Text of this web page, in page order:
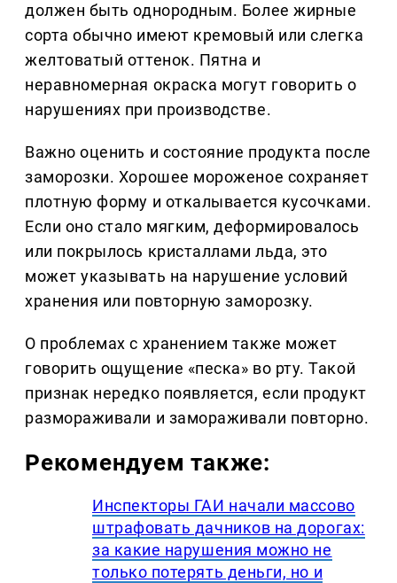
должен быть однородным. Более жирные
сорта обычно имеют кремовый или слегка
желтоватый оттенок. Пятна и
неравномерная окраска могут говорить о
нарушениях при производстве.
Важно оценить и состояние продукта после
заморозки. Хорошее мороженое сохраняет
плотную форму и откалывается кусочками.
Если оно стало мягким, деформировалось
или покрылось кристаллами льда, это
может указывать на нарушение условий
хранения или повторную заморозку.
О проблемах с хранением также может
говорить ощущение «песка» во рту. Такой
признак нередко появляется, если продукт
размораживали и замораживали повторно.
Рекомендуем также:
Инспекторы ГАИ начали массово
штрафовать дачников на дорогах:
за какие нарушения можно не
только потерять деньги, но и